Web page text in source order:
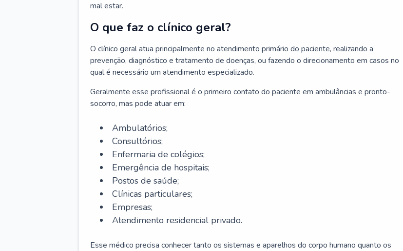
mal estar.
O que faz o clínico geral?
O clínico geral atua principalmente no atendimento primário do paciente, realizando a
prevenção, diagnóstico e tratamento de doenças, ou fazendo o direcionamento em casos no
qual é necessário um atendimento especializado.
Geralmente esse profissional é o primeiro contato do paciente em ambulâncias e pronto-
socorro, mas pode atuar em:
Ambulatórios;
Consultórios;
Enfermaria de colégios;
Emergência de hospitais;
Postos de saúde;
Clínicas particulares;
Empresas;
Atendimento residencial privado.
Esse médico precisa conhecer tanto os sistemas e aparelhos do corpo humano quanto os